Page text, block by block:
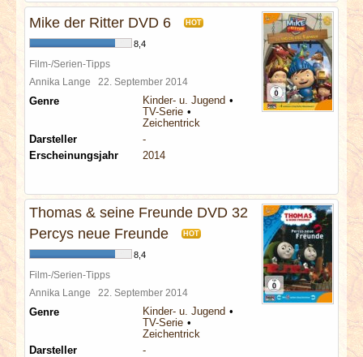
Mike der Ritter DVD 6 HOT
8,4
Film-/Serien-Tipps
Annika Lange 22. September 2014
Genre
Kinder- u. Jugend
TV-Serie
Zeichentrick
Darsteller
-
Erscheinungsjahr
2014
Thomas & seine Freunde DVD 32
Percys neue Freunde
HOT
8,4
Film-/Serien-Tipps
Annika Lange 22. September 2014
Genre
Kinder- u. Jugend
TV-Serie
Zeichentrick
Darsteller
-